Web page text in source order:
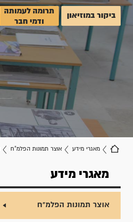
ביקור במוזיאון
תרומה לעמותה
ודמי חבר
מאגרי מידע אוצר תמונות הפלמ"ח
מאגרי מידע
אוצר תמונות הפלמ"ח